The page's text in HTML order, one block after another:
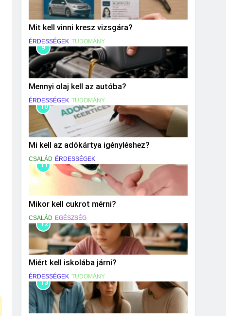
Mit kell vinni kresz vizsgára?
ÉRDESSÉGEK TUDOMÁNY
9
Mennyi olaj kell az autóba?
ÉRDESSÉGEK TUDOMÁNY
10
Mi kell az adókártya igényléshez?
CSALÁD ÉRDESSÉGEK
11
Mikor kell cukrot mérni?
CSALÁD EGÉSZSÉG
12
Miért kell iskolába járni?
ÉRDESSÉGEK TUDOMÁNY
13